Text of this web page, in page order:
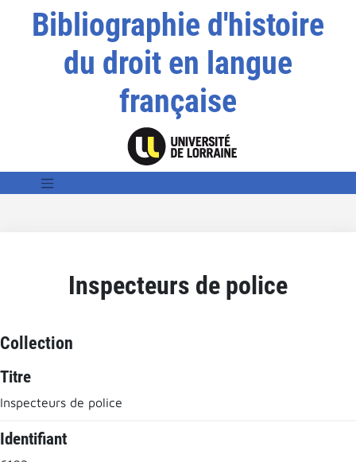
Bibliographie d'histoire
du droit en langue
française
Inspecteurs de police
Collection
Titre
Inspecteurs de police
Identifiant